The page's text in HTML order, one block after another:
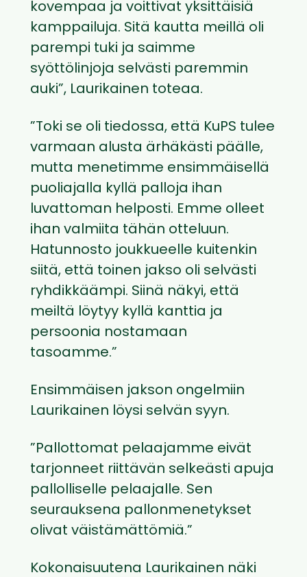
kovempaa ja voittivat yksittäisiä
kamppailuja. Sitä kautta meillä oli
parempi tuki ja saimme
syöttölinjoja selvästi paremmin
auki”, Laurikainen toteaa.
”Toki se oli tiedossa, että KuPS tulee
varmaan alusta ärhäkästi päälle,
mutta menetimme ensimmäisellä
puoliajalla kyllä palloja ihan
luvattoman helposti. Emme olleet
ihan valmiita tähän otteluun.
Hatunnosto joukkueelle kuitenkin
siitä, että toinen jakso oli selvästi
ryhdikkäämpi. Siinä näkyi, että
meiltä löytyy kyllä kanttia ja
persoonia nostamaan
tasoamme.”
Ensimmäisen jakson ongelmiin
Laurikainen löysi selvän syyn.
”Pallottomat pelaajamme eivät
tarjonneet riittävän selkeästi apuja
pallolliselle pelaajalle. Sen
seurauksena pallonmenetykset
olivat väistämättömiä.”
Kokonaisuutena Laurikainen näki